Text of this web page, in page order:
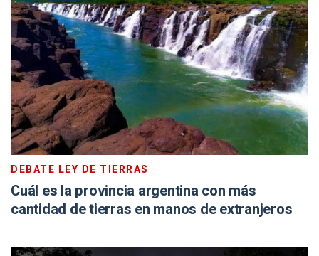
DEBATE LEY DE TIERRAS
Cuál es la provincia argentina con más
cantidad de tierras en manos de extranjeros